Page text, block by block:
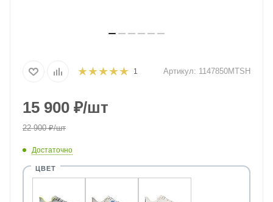
1 Артикул: 1147850MTSH
15 900 ₽/шт
22 900₽/шт
Достаточно